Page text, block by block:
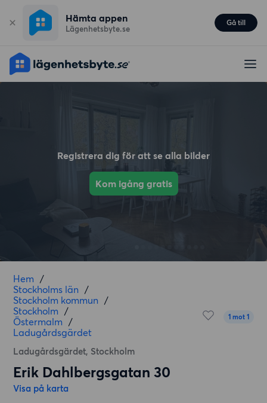
Hämta appen
Lägenhetsbyte.se
Gå till
Registrera dig för att se alla bilder
Kom igång gratis
Hem /
Stockholms län /
Stockholm kommun /
Stockholm /
Östermalm /
Ladugårdsgärdet
Ladugårdsgärdet, Stockholm
1 mot 1
Erik Dahlbergsgatan 30
Visa på karta